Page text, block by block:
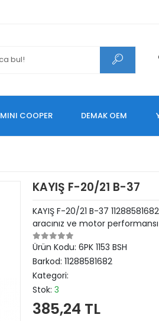
MINI COOPER DEMAK OEM
KAYIŞ F-20/21 B-37
KAYIŞ F-20/21 B-37
aracınız ve motor
Ürün Kodu: 6PK 1153 BSH
Barkod: 11288581682
Kategori:
Stok: 3
385,24 TL